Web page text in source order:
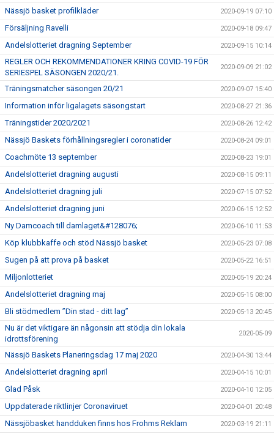
Nässjö basket profilkläder 2020-09-19 07:10
Försäljning Ravelli 2020-09-18 09:47
Andelslotteriet dragning September 2020-09-15 10:14
REGLER OCH REKOMMENDATIONER KRING COVID-19 FÖR
SERIESPEL SÄSONGEN 2020/21.
2020-09-09 21:02
Träningsmatcher säsongen 20/21 2020-09-07 15:40
Information inför ligalagets säsongstart 2020-08-27 21:36
Träningstider 2020/2021 2020-08-26 12:42
Nässjö Baskets förhållningsregler i coronatider 2020-08-24 09:01
Coachmöte 13 september 2020-08-23 19:01
Andelslotteriet dragning augusti 2020-08-15 09:11
Andelslotteriet dragning juli 2020-07-15 07:52
Andelslotteriet dragning juni 2020-06-15 12:52
Ny Damcoach till damlaget&#128076; 2020-06-10 11:53
Köp klubbkaffe och stöd Nässjö basket 2020-05-23 07:08
Sugen på att prova på basket 2020-05-22 16:51
Miljonlotteriet 2020-05-19 20:24
Andelslotteriet dragning maj 2020-05-15 08:00
Bli stödmedlem ”Din stad - ditt lag” 2020-05-13 20:45
Nu är det viktigare än någonsin att stödja din lokala
idrottsförening
2020-05-09
Nässjö Baskets Planeringsdag 17 maj 2020 2020-04-30 13:44
Andelslotteriet dragning april 2020-04-15 10:01
Glad Påsk 2020-04-10 12:05
Uppdaterade riktlinjer Coronaviruet 2020-04-01 20:48
Nässjöbasket handduken finns hos Frohms Reklam 2020-03-19 21:11